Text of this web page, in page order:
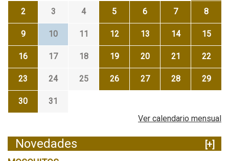
2 3 4 5 6 7 8
9 10 11 12 13 14 15
16 17 18 19 20 21 22
23 24 25 26 27 28 29
30
31
Ver calendario mensual
Novedades
[+]